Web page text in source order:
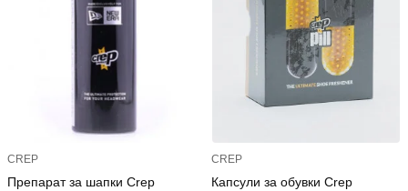
CREP
Препарат за шапки Crep
CREP
Капсули за обувки Crep